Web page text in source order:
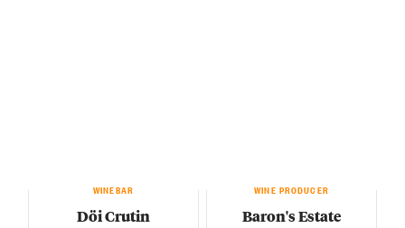
WINEBAR
Döi Crutin
WINE PRODUCER
Baron's Estate